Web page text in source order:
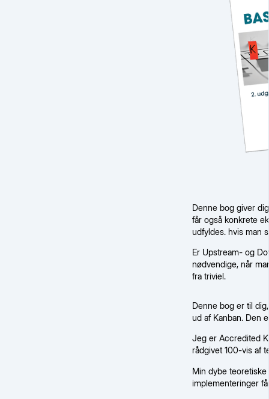
Denne bog giver
får også konkrete
udfyldes. hvis man
Er Upstream- og
nødvendige, når
fra triviel.
Denne bog er til
ud af Kanban. Den
Jeg er Accredited
rådgivet 100-vis af
Min dybe
implementeringer